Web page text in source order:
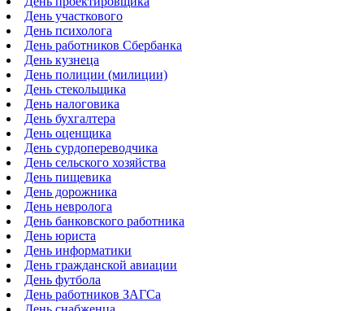
День участкового
День психолога
День работников Сбербанка
День кузнеца
День полиции (милиции)
День стекольщика
День налоговика
День бухгалтера
День оценщика
День сурдопереводчика
День сельского хозяйства
День пищевика
День дорожника
День невролога
День банковского работника
День юриста
День информатики
День гражданской авиации
День футбола
День работников ЗАГСа